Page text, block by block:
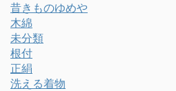
昔きものゆめや
木綿
未分類
根付
正絹
洗える着物